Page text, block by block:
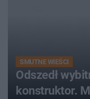
SMUTNE WIEŚCI
Odszedł
konstruktor.